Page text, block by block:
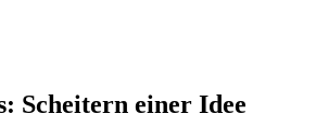
Scheitern einer Idee